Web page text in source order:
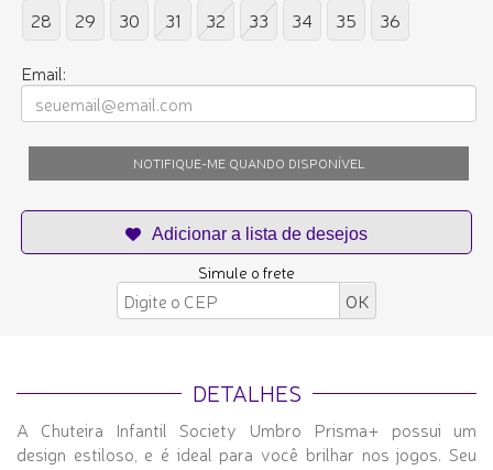
28
29 30 31 32 33 34 35 36
Email:
NOTIFIQUE-ME QUANDO DISPONÍVEL
Simule o frete
DETALHES
A Chuteira Infantil Society Umbro Prisma+ possui um
design estiloso, e é ideal para você brilhar nos jogos. Seu